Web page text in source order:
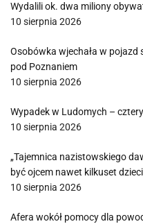
Wydalili ok. dwa miliony
10 sierpnia 2026
Osobówka wjechała w pojazd
pod Poznaniem
10 sierpnia 2026
Wypadek w Ludomych –
10 sierpnia 2026
„Tajemnica nazistowskiego
być ojcem nawet kilkuset dzieci
10 sierpnia 2026
Afera wokół pomocy dla